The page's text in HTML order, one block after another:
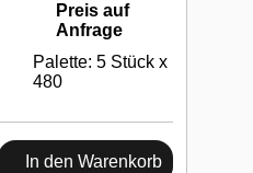
Preis auf
Anfrage
Palette: 5 Stück x
480
In den Warenkorb